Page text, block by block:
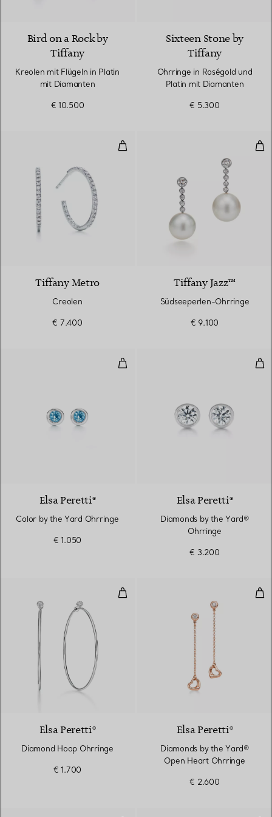
Bird on a Rock by
Tiffany
Kreolen mit Flügeln in Platin
mit Diamanten
€ 10.500
Sixteen Stone by
Tiffany
Ohrringe in Roségold und
Platin mit Diamanten
€ 5.300
Creolen
Tiffany Metro
Creolen
€ 7.400
Tiffany Jazz™
Südseeperlen-Ohrringe
€ 9.100
Color by the Yard Ohrringe
Elsa Peretti®
Color by the Yard Ohrringe
€ 1.050
Elsa Peretti®
Diamonds by the Yard®
Ohrringe
€ 3.200
Diamond Hoop Ohrringe
Elsa Peretti®
Diamond Hoop Ohrringe
€ 1.700
Elsa Peretti®
Diamonds by the Yard®
Open Heart Ohrringe
€ 2.600